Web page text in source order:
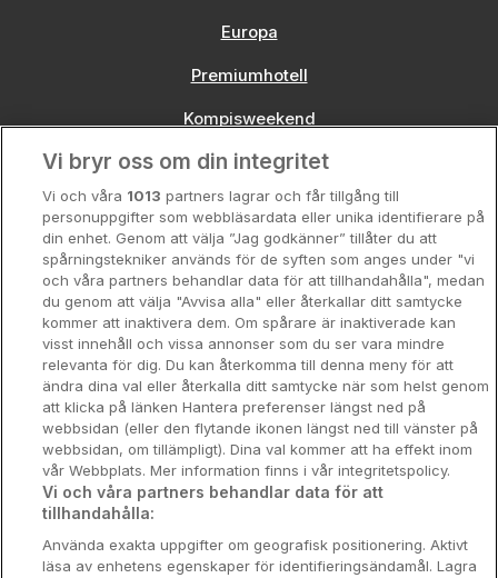
Europa
Premiumhotell
Kompisweekend
Storstadsweekend
Hotellrum under 995 kr
Spahotell
Sydsverige
Om Hotellpremien
Nya hotell
Stadsweekend
Booking Enquiries:
Hotellsupport:scandinavian@digibreaks.com
Vi bryr oss om din integritet
Vi och våra 1013 partners lagrar och får tillgång till
personuppgifter som webbläsardata eller unika identifierare på
din enhet. Genom att välja ”Jag godkänner” tillåter du att
spårningstekniker används för de syften som anges under "vi
och våra partners behandlar data för att tillhandahålla", medan
du genom att välja "Avvisa alla" eller återkallar ditt samtycke
kommer att inaktivera dem. Om spårare är inaktiverade kan
visst innehåll och vissa annonser som du ser vara mindre
relevanta för dig. Du kan återkomma till denna meny för att
ändra dina val eller återkalla ditt samtycke när som helst genom
att klicka på länken Hantera preferenser längst ned på
webbsidan (eller den flytande ikonen längst ned till vänster på
webbsidan, om tillämpligt). Dina val kommer att ha effekt inom
vår Webbplats. Mer information finns i vår integritetspolicy.
Vi och våra partners behandlar data för att
tillhandahålla:
Använda exakta uppgifter om geografisk positionering. Aktivt
läsa av enhetens egenskaper för identifieringsändamål. Lagra